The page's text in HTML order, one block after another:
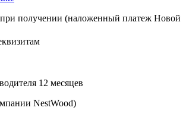
получении (наложенный платеж Новой
12 месяцев
NestWood)